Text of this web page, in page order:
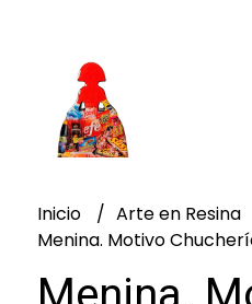
Inicio Arte en Resina
Menina. Motivo